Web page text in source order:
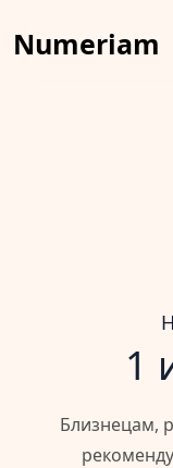
Numeriam
1
Близнецам,